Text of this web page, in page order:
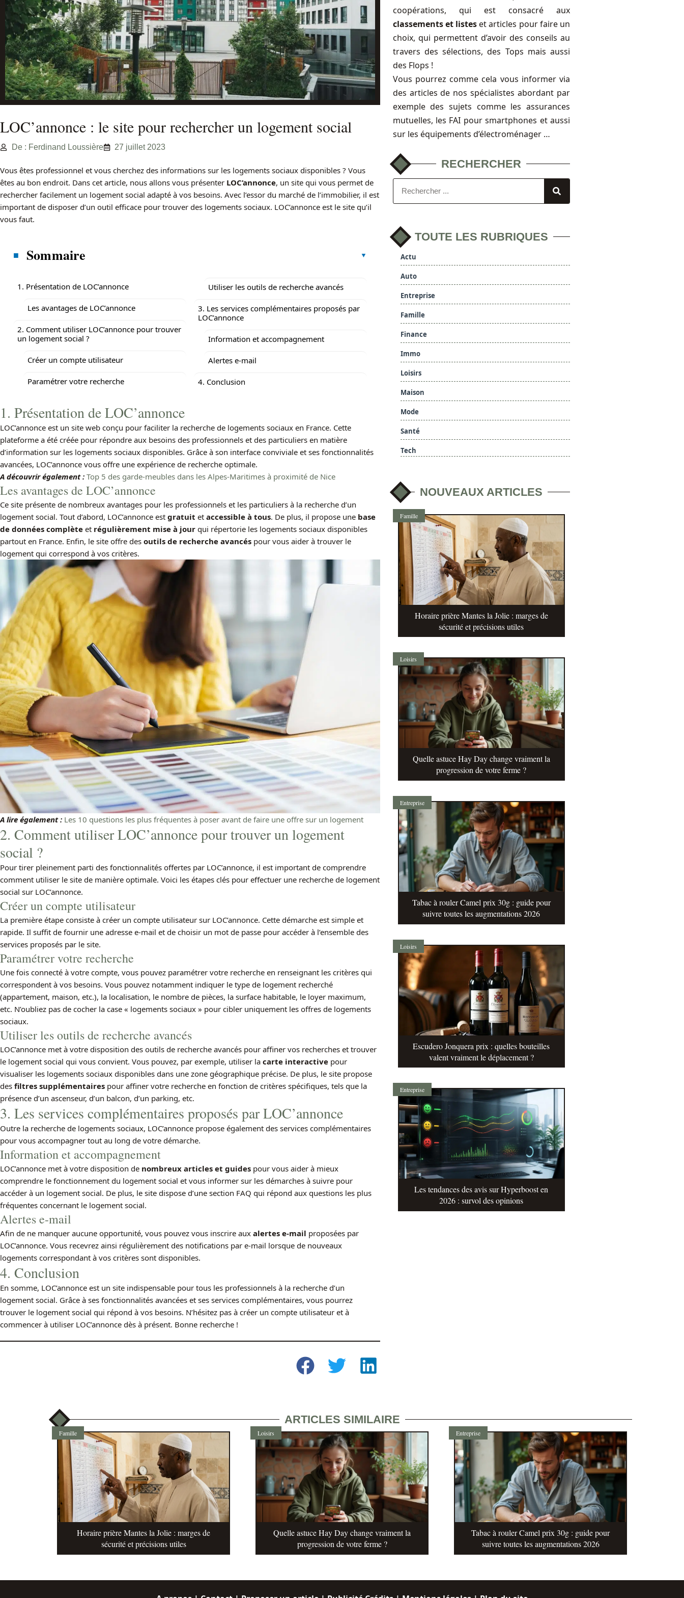
LOC’annonce : le site pour rechercher un logement social
De : Ferdinand Loussière 27 juillet 2023
Vous êtes professionnel et vous cherchez des informations sur les logements sociaux disponibles ? Vous
êtes au bon endroit. Dans cet article, nous allons vous présenter LOC’annonce, un site qui vous permet de
rechercher facilement un logement social adapté à vos besoins. Avec l’essor du marché de l’immobilier, il est
important de disposer d’un outil efficace pour trouver des logements sociaux. LOC’annonce est le site qu’il
vous faut.
Sommaire
1. Présentation de LOC’annonce
Les avantages de LOC’annonce
2. Comment utiliser LOC’annonce pour trouver
un logement social ?
Créer un compte utilisateur
Paramétrer votre recherche
Utiliser les outils de recherche avancés
3. Les services complémentaires proposés par
LOC’annonce
Information et accompagnement
Alertes e-mail
4. Conclusion
1. Présentation de LOC’annonce
LOC’annonce est un site web conçu pour faciliter la recherche de logements sociaux en France. Cette
plateforme a été créée pour répondre aux besoins des professionnels et des particuliers en matière
d’information sur les logements sociaux disponibles. Grâce à son interface conviviale et ses fonctionnalités
avancées, LOC’annonce vous offre une expérience de recherche optimale.
A découvrir également : Top 5 des garde-meubles dans les Alpes-Maritimes à proximité de Nice
Les avantages de LOC’annonce
Ce site présente de nombreux avantages pour les professionnels et les particuliers à la recherche d’un
logement social. Tout d’abord, LOC’annonce est gratuit et accessible à tous. De plus, il propose une base
de données complète et régulièrement mise à jour qui répertorie les logements sociaux disponibles
partout en France. Enfin, le site offre des outils de recherche avancés pour vous aider à trouver le
logement qui correspond à vos critères.
A lire également : Les 10 questions les plus fréquentes à poser avant de faire une offre sur un logement
2. Comment utiliser LOC’annonce pour trouver un logement
social ?
Pour tirer pleinement parti des fonctionnalités offertes par LOC’annonce, il est important de comprendre
comment utiliser le site de manière optimale. Voici les étapes clés pour effectuer une recherche de logement
social sur LOC’annonce.
Créer un compte utilisateur
La première étape consiste à créer un compte utilisateur sur LOC’annonce. Cette démarche est simple et
rapide. Il suffit de fournir une adresse e-mail et de choisir un mot de passe pour accéder à l’ensemble des
services proposés par le site.
Paramétrer votre recherche
Une fois connecté à votre compte, vous pouvez paramétrer votre recherche en renseignant les critères qui
correspondent à vos besoins. Vous pouvez notamment indiquer le type de logement recherché
(appartement, maison, etc.), la localisation, le nombre de pièces, la surface habitable, le loyer maximum,
etc. N’oubliez pas de cocher la case « logements sociaux » pour cibler uniquement les offres de logements
sociaux.
Utiliser les outils de recherche avancés
LOC’annonce met à votre disposition des outils de recherche avancés pour affiner vos recherches et trouver
le logement social qui vous convient. Vous pouvez, par exemple, utiliser la carte interactive pour
visualiser les logements sociaux disponibles dans une zone géographique précise. De plus, le site propose
des filtres supplémentaires pour affiner votre recherche en fonction de critères spécifiques, tels que la
présence d’un ascenseur, d’un balcon, d’un parking, etc.
3. Les services complémentaires proposés par LOC’annonce
Outre la recherche de logements sociaux, LOC’annonce propose également des services complémentaires
pour vous accompagner tout au long de votre démarche.
Information et accompagnement
LOC’annonce met à votre disposition de nombreux articles et guides pour vous aider à mieux
comprendre le fonctionnement du logement social et vous informer sur les démarches à suivre pour
accéder à un logement social. De plus, le site dispose d’une section FAQ qui répond aux questions les plus
fréquentes concernant le logement social.
Alertes e-mail
Afin de ne manquer aucune opportunité, vous pouvez vous inscrire aux alertes e-mail proposées par
LOC’annonce. Vous recevrez ainsi régulièrement des notifications par e-mail lorsque de nouveaux
logements correspondant à vos critères sont disponibles.
4. Conclusion
En somme, LOC’annonce est un site indispensable pour tous les professionnels à la recherche d’un
logement social. Grâce à ses fonctionnalités avancées et ses services complémentaires, vous pourrez
trouver le logement social qui répond à vos besoins. N’hésitez pas à créer un compte utilisateur et à
commencer à utiliser LOC’annonce dès à présent. Bonne recherche !
coopérations, qui est consacré aux
classements et listeset articles pour faire un
choix, qui permettent d’avoir des conseils au
travers des sélections, des Tops mais aussi
des Flops !
Vous pourrez comme cela vous informer via
des articles de nos spécialistes abordant par
exemple des sujets comme les assurances
mutuelles, les FAI pour smartphones et aussi
sur les équipements d’électroménager …
RECHERCHER
TOUTE LES RUBRIQUES
Actu
Auto
Entreprise
Famille
Finance
Immo
Loisirs
Maison
Mode
Santé
Tech
NOUVEAUX ARTICLES
Famille
Horaire prière Mantes la Jolie : marges de
sécurité et précisions utiles
Loisirs
Quelle astuce Hay Day change vraiment la
progression de votre ferme ?
Entreprise
Tabac à rouler Camel prix 30g : guide pour
suivre toutes les augmentations 2026
Loisirs
Escudero Jonquera prix : quelles bouteilles
valent vraiment le déplacement ?
Entreprise
Les tendances des avis sur Hyperboost en
2026 : survol des opinions
ARTICLES SIMILAIRE
Famille
Horaire prière Mantes la Jolie : marges de
sécurité et précisions utiles
Loisirs
Quelle astuce Hay Day change vraiment la
progression de votre ferme ?
Entreprise
Tabac à rouler Camel prix 30g : guide pour
suivre toutes les augmentations 2026